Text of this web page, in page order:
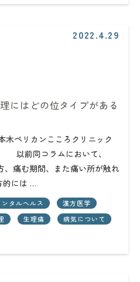
2022.4.29
にはどの位タイプがある
木ペリカンこころクリニック
以前同コラムにおいて、
、痛む期間、また痛い所が触れ
的には …
タルヘルス
漢方医学
生理痛
病気について